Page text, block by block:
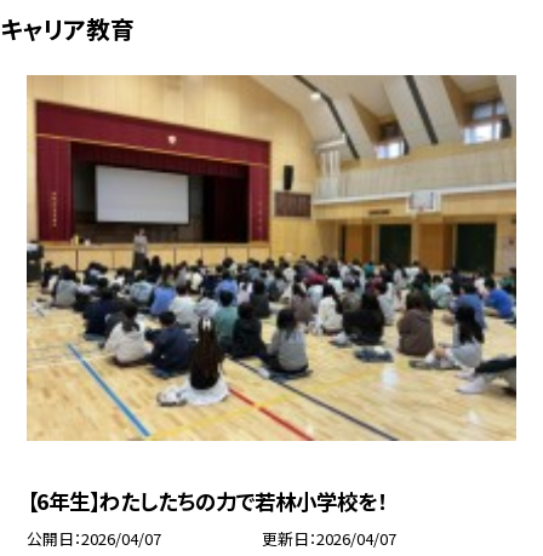
キャリア教育
【6年生】わたしたちの力で若林小学校を！
公開日 2026/04/07 更新日 2026/04/07